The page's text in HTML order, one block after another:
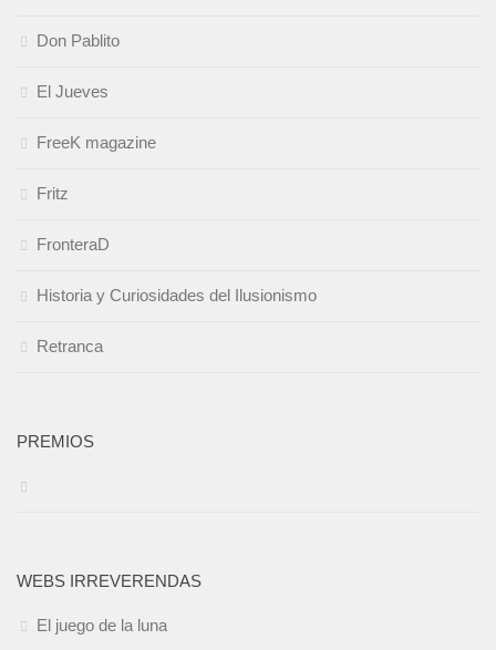
Don Pablito
El Jueves
FreeK magazine
Fritz
FronteraD
Historia y Curiosidades del Ilusionismo
Retranca
PREMIOS
WEBS IRREVERENDAS
El juego de la luna